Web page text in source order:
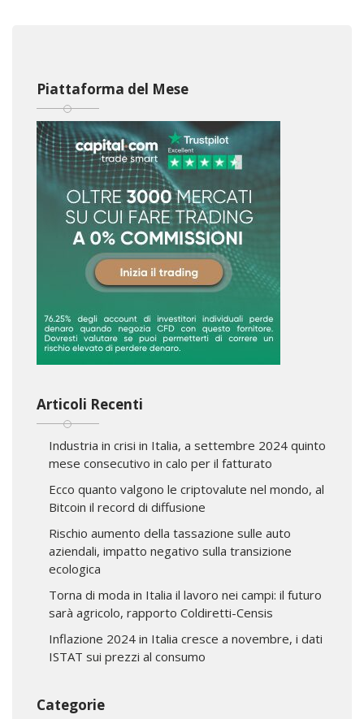
Piattaforma del Mese
Articoli Recenti
Industria in crisi in Italia, a settembre 2024 quinto
mese consecutivo in calo per il fatturato
Ecco quanto valgono le criptovalute nel mondo, al
Bitcoin il record di diffusione
Rischio aumento della tassazione sulle auto
aziendali, impatto negativo sulla transizione
ecologica
Torna di moda in Italia il lavoro nei campi: il futuro
sarà agricolo, rapporto Coldiretti-Censis
Inflazione 2024 in Italia cresce a novembre, i dati
ISTAT sui prezzi al consumo
Categorie